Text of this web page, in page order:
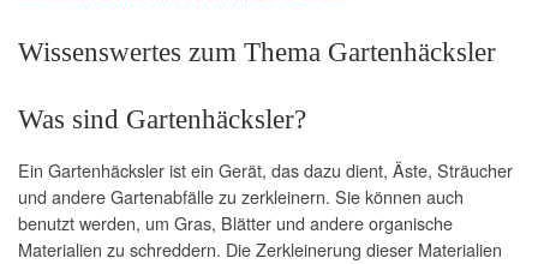
Wissenswertes zum Thema Gartenhäcksler
Was sind Gartenhäcksler?
Ein Gartenhäcksler ist ein Gerät, das dazu dient, Äste, Sträucher
und andere Gartenabfälle zu zerkleinern. Sie können auch
benutzt werden, um Gras, Blätter und andere organische
Materialien zu schreddern. Die Zerkleinerung dieser Materialien